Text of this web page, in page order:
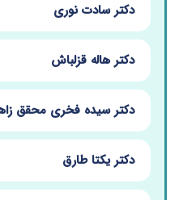
دکتر سادت نوری
دکتر هاله قزلباش
دکتر سیده فخری محقق
دکتر یکتا طارق